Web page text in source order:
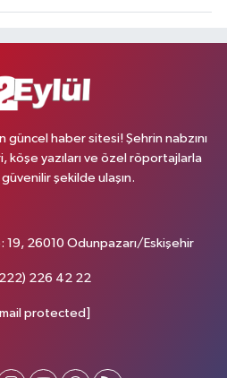
güncel haber sitesi! Şehrin nabzını
köşe yazıları ve özel röportajlarla
güvenilir şekilde ulaşın.
19, 26010 Odunpazarı/Eskişehir
226 42 22
protected]